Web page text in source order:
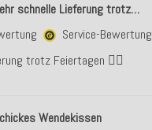
schnelle Lieferung trotz…
Service-Bewertung
trotz Feiertagen 👍🏻
Wendekissen